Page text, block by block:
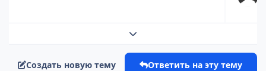
Развернуть обзор темы
Создать новую тему Ответить на эту тему